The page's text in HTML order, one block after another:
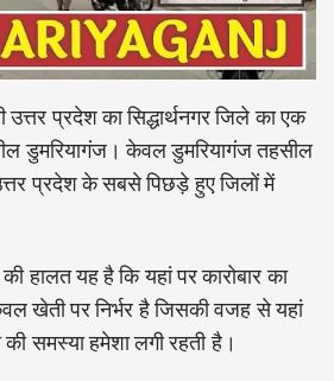
प्रदेश का सिद्धार्थनगर जिले का एक
डुमरियागंज। केवल डुमरियागंज तहसील
उत्तर प्रदेश के सबसे पिछड़े हुए जिलों में
हालत यह है कि यहां पर कारोबार का
खेती पर निर्भर है जिसकी वजह से यहां
समस्या हमेशा लगी रहती है।